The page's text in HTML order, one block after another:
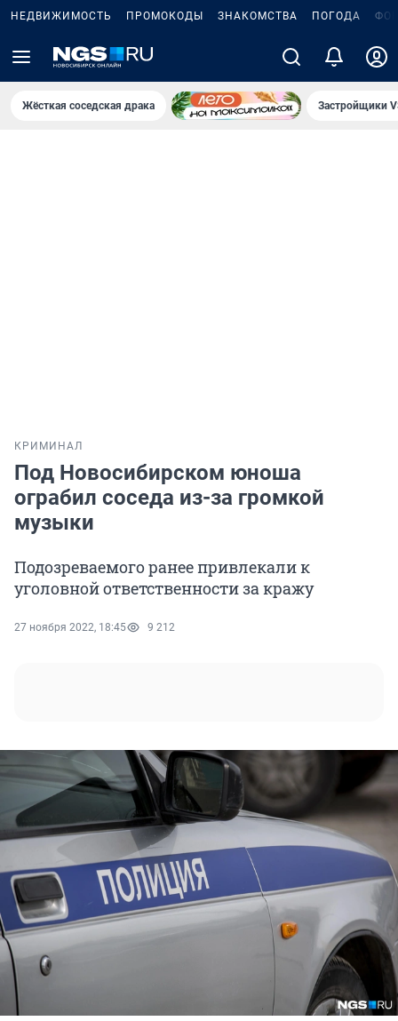
НЕДВИЖИМОСТЬ ПРОМОКОДЫ ЗНАКОМСТВА ПОГОДА
Жёсткая соседская драка Застройщики
КРИМИНАЛ
Под Новосибирском юноша
ограбил соседа из-за громкой
музыки
Подозреваемого ранее привлекали к
уголовной ответственности за кражу
27 ноября 2022, 18:45 9 212